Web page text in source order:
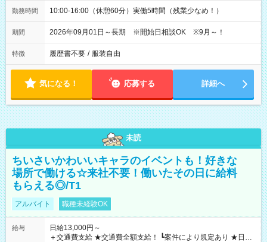
勤務時間 10:00-16:00（休憩60分）実働5時間（残業少なめ！）
期間 2026年09月01日～長期 ※開始日相談OK ※9月～！
特徴 履歴書不要 / 服装自由
気になる！ 応募する 詳細へ
未読
ちいさいかわいいキャラのイベントも！好きな
場所で働ける☆来社不要！働いたその日に給料
もらえる◎/T1
アルバイト 職種未経験OK
給与
日給13,000円～
＋交通費支給 ★交通費全額支給！ ┗案件により規定あり ★日払